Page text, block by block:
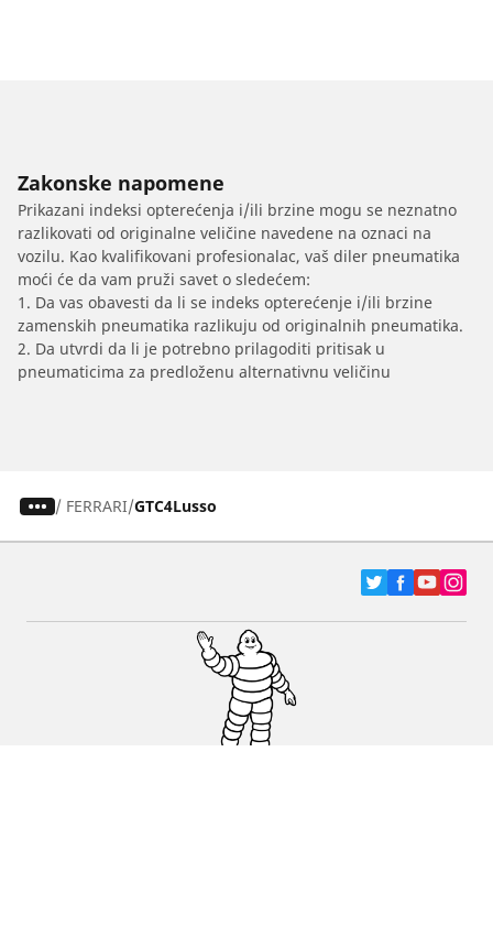
Zakonske napomene
Prikazani indeksi opterećenja i/ili brzine mogu se neznatno
razlikovati od originalne veličine navedene na oznaci na
vozilu. Kao kvalifikovani profesionalac, vaš diler pneumatika
moći će da vam pruži savet o sledećem:
1. Da vas obavesti da li se indeks opterećenje i/ili brzine
zamenskih pneumatika razlikuju od originalnih pneumatika.
2. Da utvrdi da li je potrebno prilagoditi pritisak u
pneumaticima za predloženu alternativnu veličinu
/ FERRARI GTC4Lusso